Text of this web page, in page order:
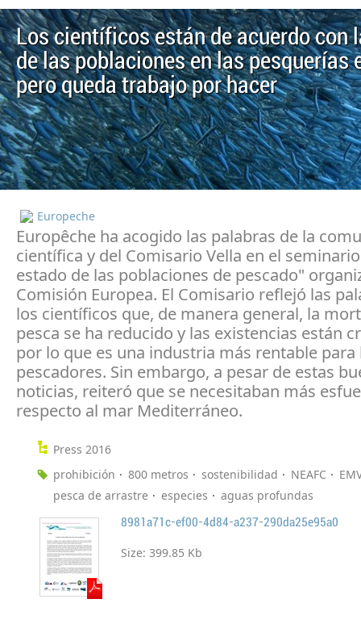
Los científicos están de acuerdo con
de las poblaciones en las pesquerías
pero queda trabajo por hacer
Europeche
Europêche ha acogido las palabras de la
científica y del Comisario Vella en el
estado de las poblaciones de pescado"
Comisión Europea. El Comisario reflejó las
los científicos que, de manera general, la
pesca se ha reducido y las existencias están
por lo que es una industria más rentable para
pescadores. Sin embargo, a pesar de estas
noticias, reiteró que se necesitaban más
respecto al mar Mediterráneo.
Press 2016
prohibición
800 metros sostenibilidad NEAFC
pesca de arrastre
especies aguas profundas
8981a71c-ef00-4d84-a237-290da25e95a0
Size: 399.85 Kb